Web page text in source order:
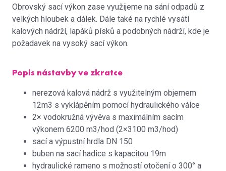
Obrovský sací výkon zase využijeme na sání odpadů z
velkých hloubek a dálek. Dále také na rychlé vysátí
kalových nádrží, lapáků písků a podobných nádrží, kde je
požadavek na vysoký sací výkon.
Popis nástavby ve zkratce
nerezová kalová nádrž s využitelným objemem
12m3 s vyklápěním pomocí hydraulického válce
2× vodokružná vývěva s maximálním sacím
výkonem 6200 m3/hod (2×3100 m3/hod)
sací a výpustní hrdla DN 150
buben na sací hadice s kapacitou 19m
hydraulické rameno s možností otočení o 300° a